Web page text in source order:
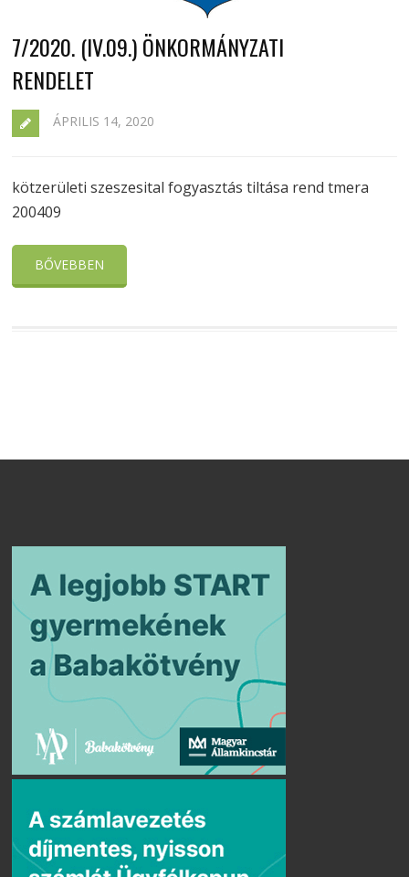
7/2020. (IV.09.) ÖNKORMÁNYZATI
RENDELET
ÁPRILIS 14, 2020
kötzerületi szeszesital fogyasztás tiltása rend tmera
200409
BŐVEBBEN